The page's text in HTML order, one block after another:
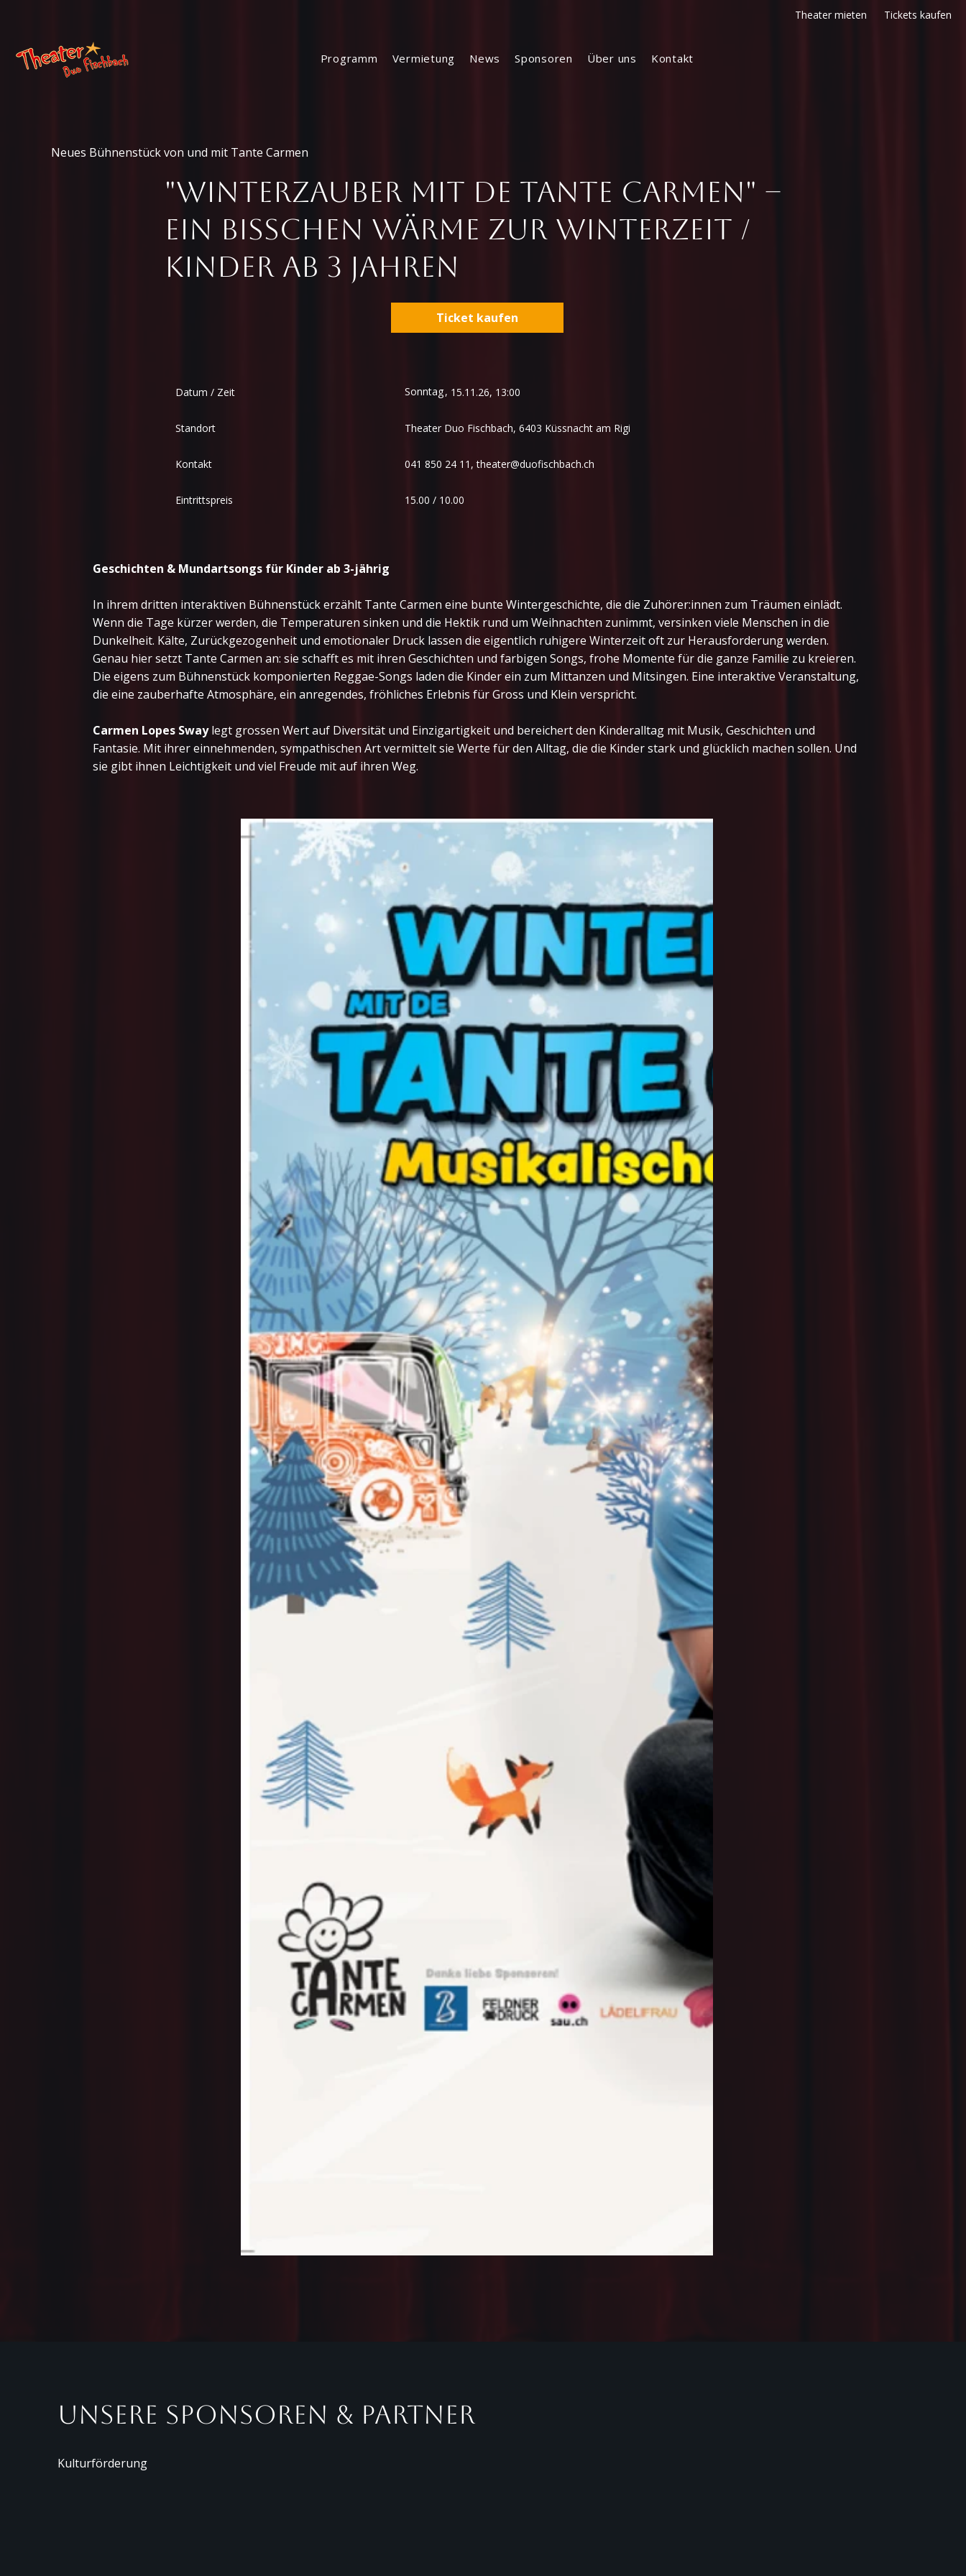
Theater mieten Tickets kaufen
Programm Vermietung News Sponsoren Über uns Kontakt
Neues Bühnenstück von und mit Tante Carmen
"Winterzauber mit de Tante Carmen" –
ein bisschen Wärme zur Winterzeit /
Kinder ab 3 Jahren
Ticket kaufen
Datum / Zeit Sonntag, 15.11.26, 13:00
Standort Theater Duo Fischbach, 6403 Küssnacht am Rigi
Kontakt 041 850 24 11,theater@duofischbach.ch
Eintrittspreis 15.00 / 10.00
Geschichten & Mundartsongs für Kinder ab 3-jährig
In ihrem dritten interaktiven Bühnenstück erzählt Tante Carmen eine bunte Wintergeschichte, die die Zuhörer:innen zum Träumen einlädt.
Wenn die Tage kürzer werden, die Temperaturen sinken und die Hektik rund um Weihnachten zunimmt, versinken viele Menschen in die
Dunkelheit. Kälte, Zurückgezogenheit und emotionaler Druck lassen die eigentlich ruhigere Winterzeit oft zur Herausforderung werden.
Genau hier setzt Tante Carmen an: sie schafft es mit ihren Geschichten und farbigen Songs, frohe Momente für die ganze Familie zu kreieren.
Die eigens zum Bühnenstück komponierten Reggae-Songs laden die Kinder ein zum Mittanzen und Mitsingen. Eine interaktive Veranstaltung,
die eine zauberhafte Atmosphäre, ein anregendes, fröhliches Erlebnis für Gross und Klein verspricht.
Carmen Lopes Swaylegt grossen Wert auf Diversität und Einzigartigkeit und bereichert den Kinderalltag mit Musik, Geschichten und
Fantasie. Mit ihrer einnehmenden, sympathischen Art vermittelt sie Werte für den Alltag, die die Kinder stark und glücklich machen sollen. Und
sie gibt ihnen Leichtigkeit und viel Freude mit auf ihren Weg.
Unsere Sponsoren & Partner
Kulturförderung